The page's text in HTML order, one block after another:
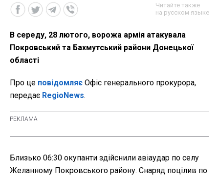
Читайте также
на русском языке
В середу, 28 лютого, ворожа армія атакувала
Покровський та Бахмутський райони Донецької
області
Про це повідомляє Офіс генерального прокурора,
передає RegioNews.
Близько 06:30 окупанти здійснили авіаудар по селу
Желанному Покровського району. Снаряд поцілив по